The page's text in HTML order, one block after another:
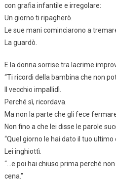
con grafia infantile e irregolare:
Un giorno ti ripagherò.
Le sue mani cominciarono a
La guardò.
E la donna sorrise tra lacrime
“Ti ricordi della bambina che non
Il vecchio impallidì.
Perché sì, ricordava.
Ma non la parte che gli fece
Non fino a che lei disse le parole
“Quel giorno le hai dato il tuo ultimo
Lei inghiottì.
“…e poi hai chiuso prima perché
cena.”